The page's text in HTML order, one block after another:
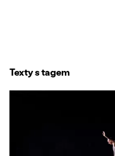
Texty s tagem